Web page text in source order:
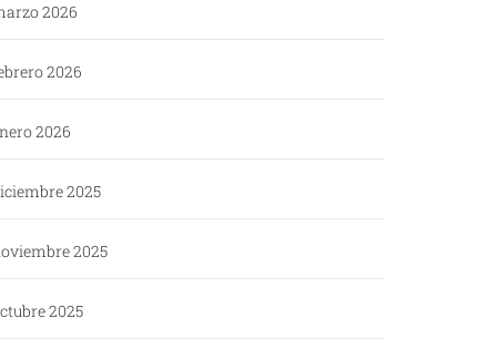
2026
2026
2026
2025
2025
2025